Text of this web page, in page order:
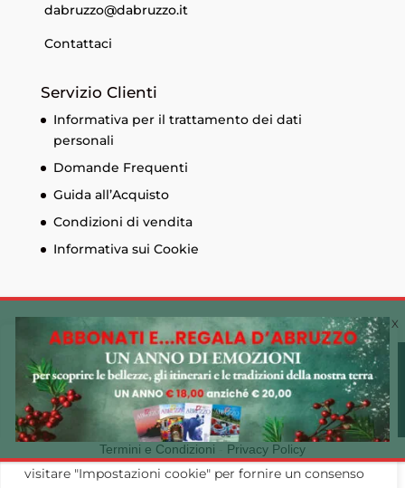
Cookie Policy 🍪
Utilizziamo i cookie sul nostro sito Web per offrirti
l'esperienza più pertinente ricordando le tue preferenze
e ripetendo le visite. Cliccando su "Accetta tutto",
acconsenti all'uso di TUTTI i cookie. Tuttavia, puoi
visitare "Impostazioni cookie" per fornire un consenso
dabruzzo@dabruzzo.it
Contattaci
Servizio Clienti
Informativa per il trattamento dei dati
personali
Domande Frequenti
Guida all’Acquisto
Condizioni di vendita
Informativa sui Cookie
© Edizioni Menabò. Iscrizione al registro delle
imprese di Chieti n. 93573 - Capitale sociale
30.600,00 € - P.I. 01525690697 Made by
CLAC!
Termini e Condizioni Privacy Policy